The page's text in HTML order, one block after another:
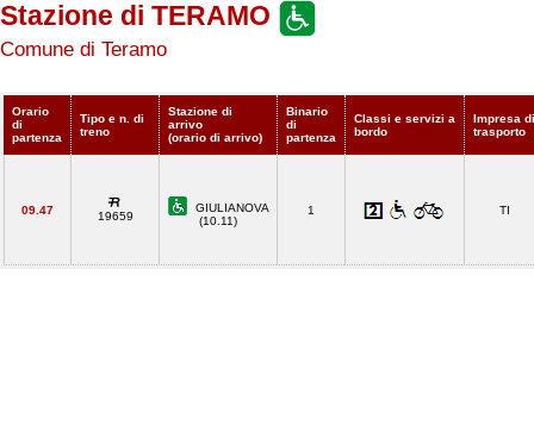
Stazione di TERAMO
Comune di Teramo
Orario
di
partenza
Tipo e n. di
treno
Stazione di
arrivo
(orario di arrivo)
Binario
di
partenza
Classi e servizi a
bordo
Impresa di
trasporto
09.47 19659
GIULIANOVA
(10.11)
1 TI